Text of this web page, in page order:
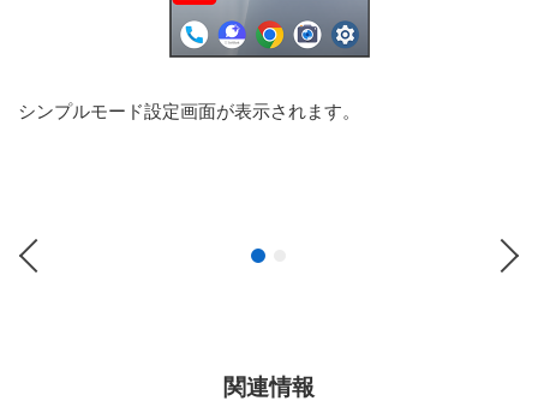
シンプルモード設定画面が表示されます。
関連情報